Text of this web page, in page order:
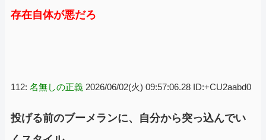
存在自体が悪だろ
112: 名無しの正義 2026/06/02(火) 09:57:06.28 ID:+CU2aabd0
投げる前のブーメランに、自分から突っ込んでい